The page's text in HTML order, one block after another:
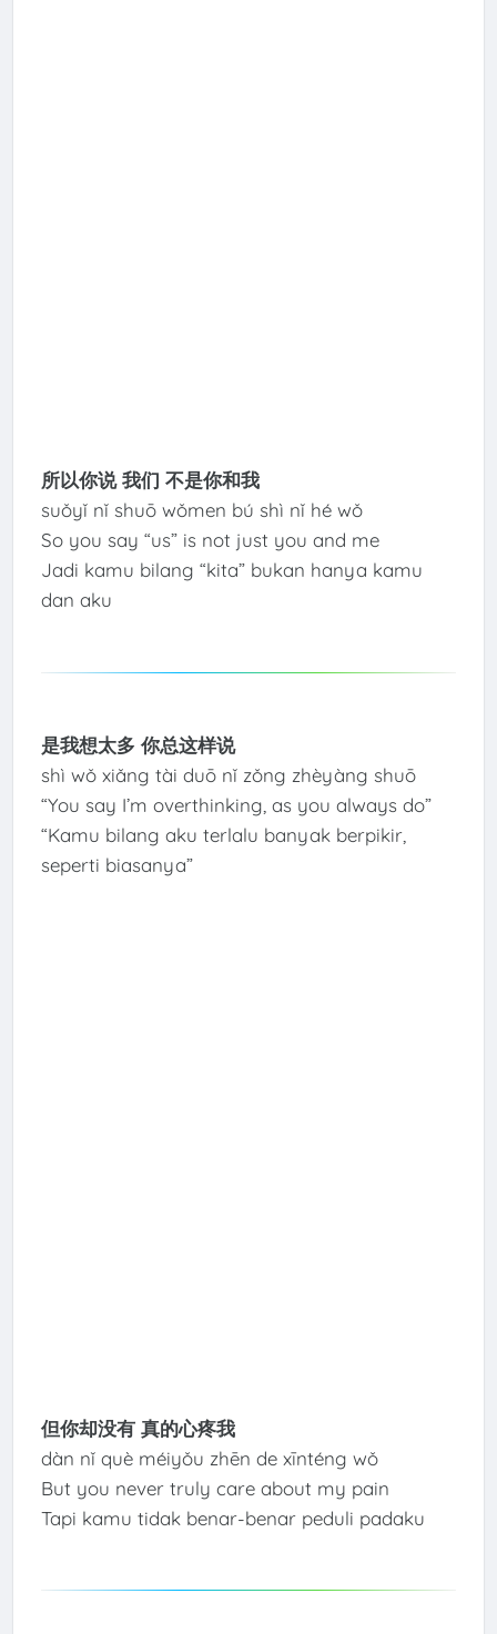
所以你说 我们 不是你和我
suǒyǐ nǐ shuō wǒmen bú shì nǐ hé wǒ
So you say “us” is not just you and me
Jadi kamu bilang “kita” bukan hanya kamu
dan aku
是我想太多 你总这样说
shì wǒ xiǎng tài duō nǐ zǒng zhèyàng shuō
“You say I’m overthinking, as you always do”
“Kamu bilang aku terlalu banyak berpikir,
seperti biasanya”
但你却没有 真的心疼我
dàn nǐ què méiyǒu zhēn de xīnténg wǒ
But you never truly care about my pain
Tapi kamu tidak benar-benar peduli padaku